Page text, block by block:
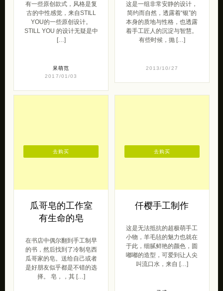
有一些原创款式，风格是复
古的中性感觉，来自STILL
YOU的一些原创设计。
STILL YOU 的设计无疑是中
[…]
呆萌范
2017/01/03
这是一组非常安静的设计，
简约而自然，透露着“银”的
本身的质地与性格，也透露
着手工匠人的沉淀与智慧。
有些时候，抛 […]
2013/10/27
瓜哥皂的工作室
有生命的皂
在书店中偶尔翻到手工制早
的书，然后找到了冷制皂西
瓜哥家的皂。送给自己或者
是好朋友似乎都是不错的选
择。 皂，，其 […]
去购买
仟樱手工制作
这是无法抵抗的超极萌手工
小物，羊毛毡的魅力也就在
于此，细腻鲜艳的颜色，圆
嘟嘟的造型，可爱到让人尖
叫流口水，来自 […]
去购买